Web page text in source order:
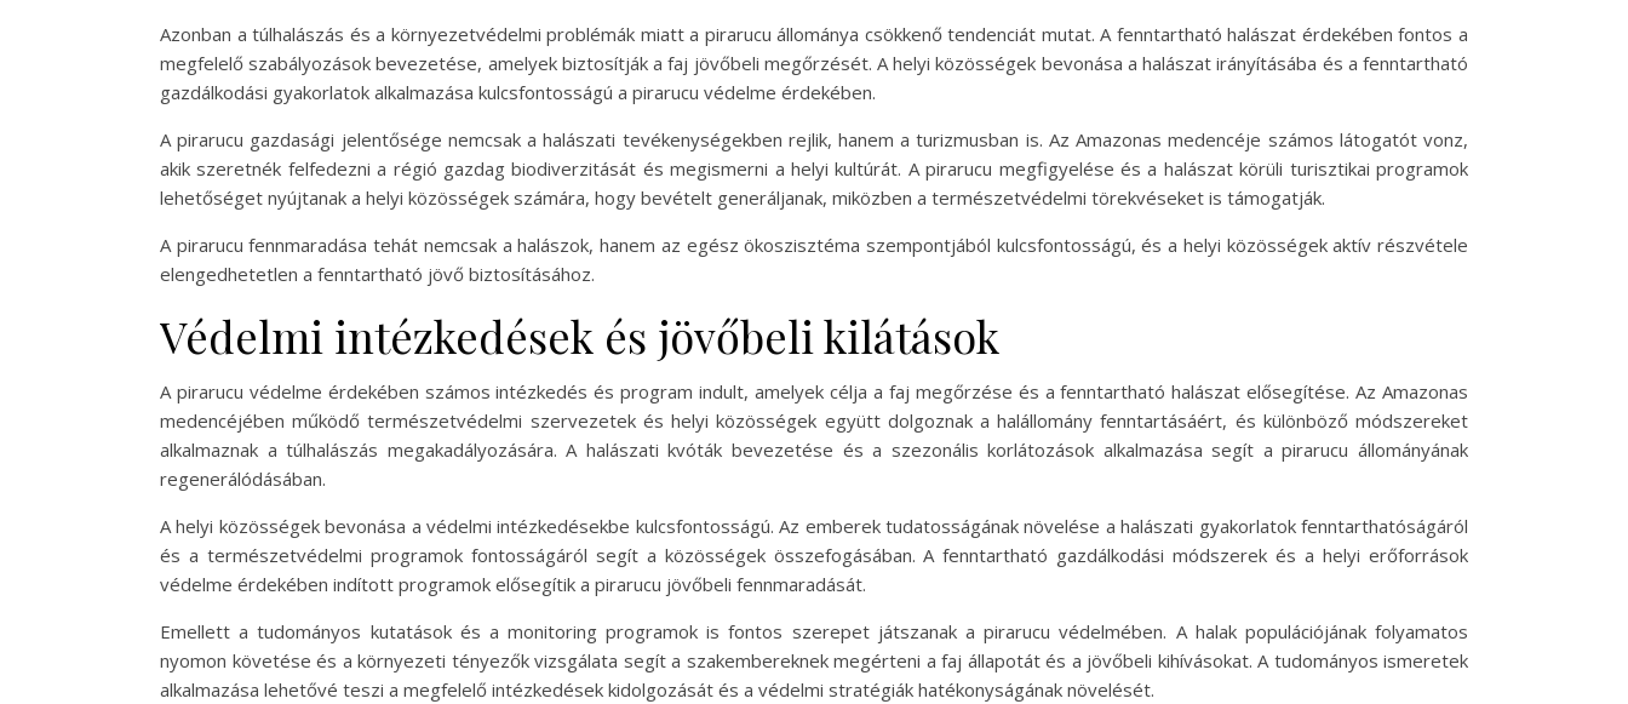
Azonban a túlhalászás és a környezetvédelmi problémák miatt a pirarucu állománya csökkenő tendenciát mutat. A fenntartható halászat érdekében fontos a
megfelelő szabályozások bevezetése, amelyek biztosítják a faj jövőbeli megőrzését. A helyi közösségek bevonása a halászat irányításába és a fenntartható
gazdálkodási gyakorlatok alkalmazása kulcsfontosságú a pirarucu védelme érdekében.
A pirarucu gazdasági jelentősége nemcsak a halászati tevékenységekben rejlik, hanem a turizmusban is. Az Amazonas medencéje számos látogatót vonz,
akik szeretnék felfedezni a régió gazdag biodiverzitását és megismerni a helyi kultúrát. A pirarucu megfigyelése és a halászat körüli turisztikai programok
lehetőséget nyújtanak a helyi közösségek számára, hogy bevételt generáljanak, miközben a természetvédelmi törekvéseket is támogatják.
A pirarucu fennmaradása tehát nemcsak a halászok, hanem az egész ökoszisztéma szempontjából kulcsfontosságú, és a helyi közösségek aktív részvétele
elengedhetetlen a fenntartható jövő biztosításához.
Védelmi intézkedések és jövőbeli kilátások
A pirarucu védelme érdekében számos intézkedés és program indult, amelyek célja a faj megőrzése és a fenntartható halászat elősegítése. Az Amazonas
medencéjében működő természetvédelmi szervezetek és helyi közösségek együtt dolgoznak a halállomány fenntartásáért, és különböző módszereket
alkalmaznak a túlhalászás megakadályozására. A halászati kvóták bevezetése és a szezonális korlátozások alkalmazása segít a pirarucu állományának
regenerálódásában.
A helyi közösségek bevonása a védelmi intézkedésekbe kulcsfontosságú. Az emberek tudatosságának növelése a halászati gyakorlatok fenntarthatóságáról
és a természetvédelmi programok fontosságáról segít a közösségek összefogásában. A fenntartható gazdálkodási módszerek és a helyi erőforrások
védelme érdekében indított programok elősegítik a pirarucu jövőbeli fennmaradását.
Emellett a tudományos kutatások és a monitoring programok is fontos szerepet játszanak a pirarucu védelmében. A halak populációjának folyamatos
nyomon követése és a környezeti tényezők vizsgálata segít a szakembereknek megérteni a faj állapotát és a jövőbeli kihívásokat. A tudományos ismeretek
alkalmazása lehetővé teszi a megfelelő intézkedések kidolgozását és a védelmi stratégiák hatékonyságának növelését.